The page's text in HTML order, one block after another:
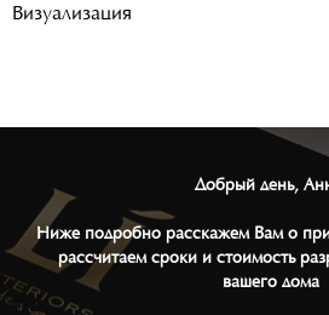
Добрый день,
Ниже подробно расскажем Вам о
рассчитаем сроки и стоимость
вашего дома
Визуализация